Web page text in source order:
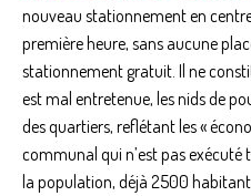
nouveau stationnement en
première heure, sans aucune
stationnement gratuit. Il ne
est mal entretenue, les nids de
des quartiers, reflétant les «
communal qui n’est pas
la population, déjà 2500